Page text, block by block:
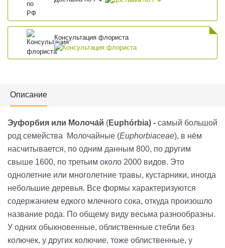
Консультация флориста
Описание
Эуфорбия или Молоча́й (Euphórbia) - самый большой
род семейства Молочайные (Euphorbiaceae), в нём
насчитывается, по одним данным 800, по другим
свыше 1600, по третьим около 2000 видов. Это
однолетние или многолетние травы, кустарники, иногда
небольшие деревья. Все формы характеризуются
содержанием едкого млечного сока, откуда произошло
название рода. По общему виду весьма разнообразны.
У одних обыкновенные, облиственные стебли без
колючек, у других колючие, тоже облиственные, у